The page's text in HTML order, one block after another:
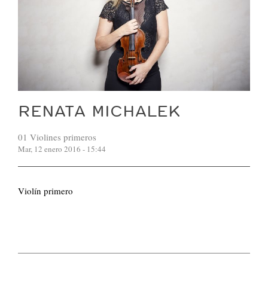
RENATA MICHALEK
01 Violines primeros
Mar, 12 enero 2016 - 15:44
Violín primero